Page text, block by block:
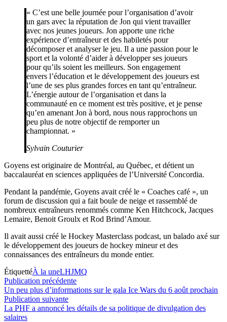
« C’est une belle journée pour l’organisation d’avoir
un gars avec la réputation de Jon qui vient travailler
avec nos jeunes joueurs. Jon apporte une riche
expérience d’entraîneur et des habiletés pour
décomposer et analyser le jeu. Il a une passion pour le
sport et la volonté d’aider à développer ses joueurs
pour qu’ils soient les meilleurs. Son engagement
envers l’éducation et le développement des joueurs est
l’une de ses plus grandes forces en tant qu’entraîneur.
L’énergie autour de l’organisation et dans la
communauté en ce moment est très positive, et je pense
qu’en amenant Jon à bord, nous nous rapprochons un
peu plus de notre objectif de remporter un
championnat. »
Sylvain Couturier
Goyens est originaire de Montréal, au Québec, et détient un
baccalauréat en sciences appliquées de l’Université Concordia.
Pendant la pandémie, Goyens avait créé le « Coaches café », un
forum de discussion qui a fait boule de neige et rassemblé de
nombreux entraîneurs renommés comme Ken Hitchcock, Jacques
Lemaire, Benoit Groulx et Rod Brind’Amour.
Il avait aussi créé le Hockey Masterclass podcast, un balado axé sur
le développement des joueurs de hockey mineur et des
connaissances des entraîneurs du monde entier.
ÉtiquettéÀ la uneLHJMQ
Navigation
de
l’article
Publication précédentePublication
précédente :
Un peu plus d’informations sur le gala Ice Wars du 6 août prochain
Publication suivantePublication
suivante :
La PHF a annoncé les détails de sa politique de divulgation des
salaires